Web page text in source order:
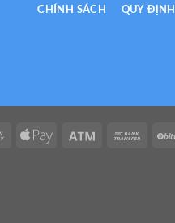
CHÍNH SÁCH QUY ĐỊNH